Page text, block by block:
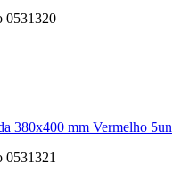
0531320
380x400 mm Vermelho 5un
0531321